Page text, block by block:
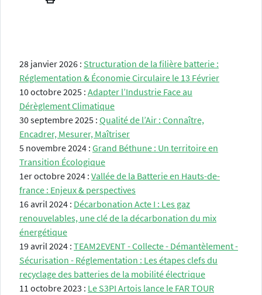
28 janvier 2026 : Structuration de la filière batterie :
Réglementation & Économie Circulaire le 13 Février
10 octobre 2025 : Adapter l’Industrie Face au
Dérèglement Climatique
30 septembre 2025 : Qualité de l’Air : Connaître,
Encadrer, Mesurer, Maîtriser
5 novembre 2024 : Grand Béthune : Un territoire en
Transition Écologique
1er octobre 2024 : Vallée de la Batterie en Hauts-de-
france : Enjeux & perspectives
16 avril 2024 : Décarbonation Acte I : Les gaz
renouvelables, une clé de la décarbonation du mix
énergétique
19 avril 2024 : TEAM2EVENT - Collecte - Démantèlement -
Sécurisation - Réglementation : Les étapes clefs du
recyclage des batteries de la mobilité électrique
11 octobre 2023 : Le S3PI Artois lance le FAR TOUR